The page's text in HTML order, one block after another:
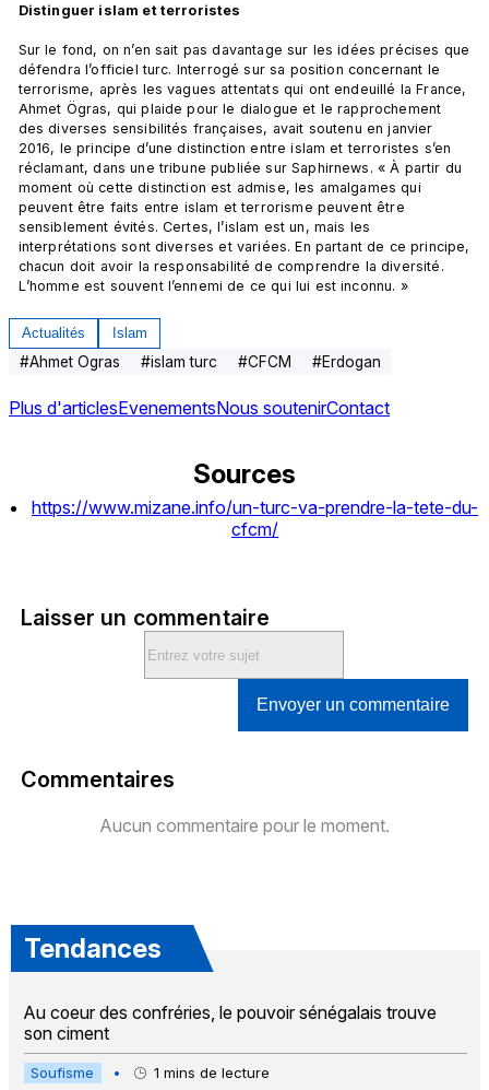
Distinguer islam et terroristes
Sur le fond, on n’en sait pas davantage sur les idées précises que
défendra l’officiel turc. Interrogé sur sa position concernant le
terrorisme, après les vagues attentats qui ont endeuillé la France,
Ahmet Ögras, qui plaide pour le dialogue et le rapprochement
des diverses sensibilités françaises, avait soutenu en janvier
2016, le principe d’une distinction entre islam et terroristes s’en
réclamant, dans une tribune publiée sur Saphirnews. « À partir du
moment où cette distinction est admise, les amalgames qui
peuvent être faits entre islam et terrorisme peuvent être
sensiblement évités. Certes, l’islam est un, mais les
interprétations sont diverses et variées. En partant de ce principe,
chacun doit avoir la responsabilité de comprendre la diversité.
L’homme est souvent l’ennemi de ce qui lui est inconnu. »
Actualités Islam
#Ahmet Ogras #islam turc #CFCM #Erdogan
Plus d'articlesEvenementsNous soutenirContact
Sources
https://www.mizane.info/un-turc-va-prendre-la-tete-du-
cfcm/
Laisser un commentaire
Envoyer un commentaire
Commentaires
Aucun commentaire pour le moment.
Tendances
Au coeur des confréries, le pouvoir sénégalais trouve
son ciment
Soufisme • 1 mins de lecture